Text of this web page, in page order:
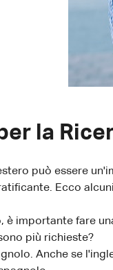
la
può essere
Ecco
è importante fare
più richieste?
Anche se